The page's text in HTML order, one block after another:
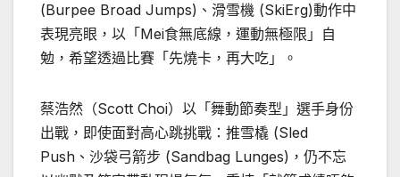
(Burpee Broad Jumps)、滑雪機 (SkiErg)動作中
表現亮眼，以「Mei食無底線，運動無極限」自
勉，希望透過比賽「先燒卡，再大吃」。
蔡浩然（Scott Choi）以「舞動節奏型」選手身份
出戰，即使面對高心跳挑戰：推雪橇 (Sled
Push、沙袋弓箭步 (Sandbag Lunges)，仍不忘